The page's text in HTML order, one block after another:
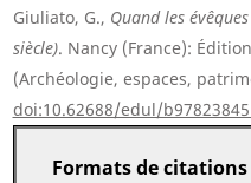
Giuliato, G., Quand les
siècle). Nancy (France):
(Archéologie, espaces,
doi:10.62688/edul/
Formats de citations